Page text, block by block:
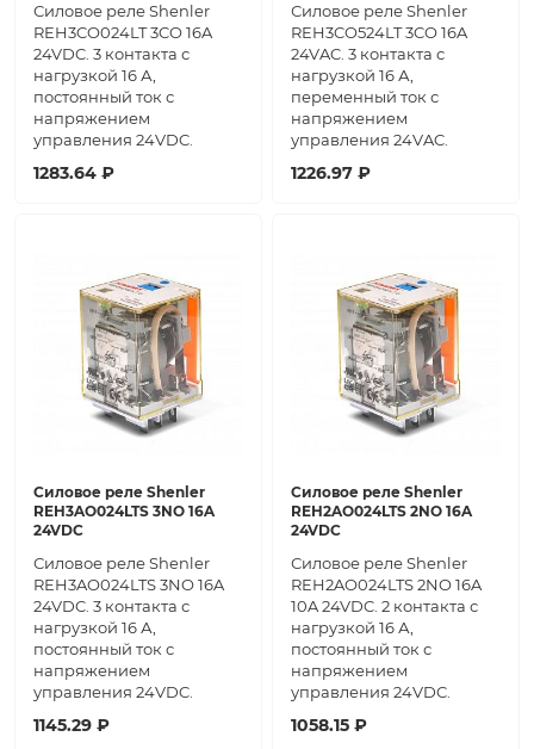
Силовое реле Shenler
REH3CO024LT 3CO 16A
24VDC. 3 контакта с
нагрузкой 16 А,
постоянный ток с
напряжением
управления 24VDC.
1283.64 ₽
Силовое реле Shenler
REH3CO524LT 3CO 16A
24VAC. 3 контакта с
нагрузкой 16 А,
переменный ток с
напряжением
управления 24VAC.
1226.97 ₽
Силовое реле Shenler
REH3AO024LTS 3NO 16A
24VDC
Силовое реле Shenler
REH3AO024LTS 3NO 16A
24VDC. 3 контакта с
нагрузкой 16 А,
постоянный ток с
напряжением
управления 24VDC.
1145.29 ₽
Силовое реле Shenler
REH2AO024LTS 2NO 16A
24VDC
Силовое реле Shenler
REH2AO024LTS 2NO 16A
10A 24VDC. 2 контакта с
нагрузкой 16 А,
постоянный ток с
напряжением
управления 24VDC.
1058.15 ₽